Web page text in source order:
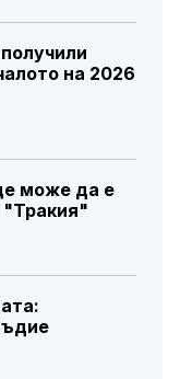
на 2026
може да е
"Тракия"